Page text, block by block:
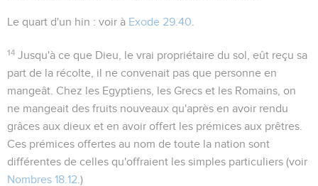
Le quart d'un hin : voir à Exode 29.40
14 Jusqu'à ce que Dieu, le vrai propriétaire du sol, eût reçu sa
part de la récolte, il ne convenait pas que personne en
mangeât. Chez les Egyptiens, les Grecs et les Romains, on
ne mangeait des fruits nouveaux qu'après en avoir rendu
grâces aux dieux et en avoir offert les prémices aux prêtres.
Ces prémices offertes au nom de toute la nation sont
différentes de celles qu'offraient les simples particuliers (voir
Nombres 18.12 .)